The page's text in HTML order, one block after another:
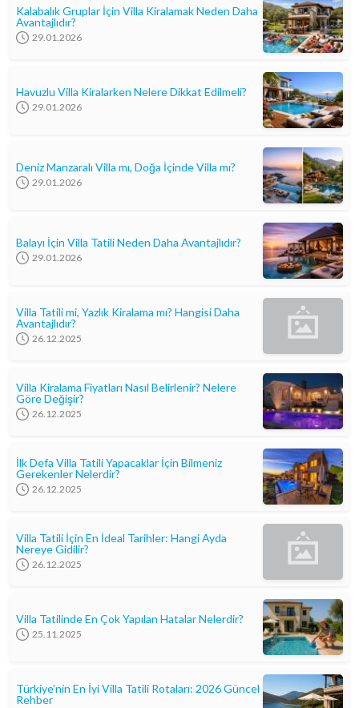
Kalabalık Gruplar İçin Villa Kiralamak Neden Daha
Avantajlıdır?
29.01.2026
Havuzlu Villa Kiralarken Nelere Dikkat Edilmeli?
29.01.2026
Deniz Manzaralı Villa mı, Doğa İçinde Villa mı?
29.01.2026
Balayı İçin Villa Tatili Neden Daha Avantajlıdır?
29.01.2026
Villa Tatili mi, Yazlık Kiralama mı? Hangisi Daha
Avantajlıdır?
26.12.2025
Villa Kiralama Fiyatları Nasıl Belirlenir? Nelere
Göre Değişir?
26.12.2025
İlk Defa Villa Tatili Yapacaklar İçin Bilmeniz
Gerekenler Nelerdir?
26.12.2025
Villa Tatili İçin En İdeal Tarihler: Hangi Ayda
Nereye Gidilir?
26.12.2025
Villa Tatilinde En Çok Yapılan Hatalar Nelerdir?
25.11.2025
Türkiye’nin En İyi Villa Tatili Rotaları: 2026 Güncel
Rehber